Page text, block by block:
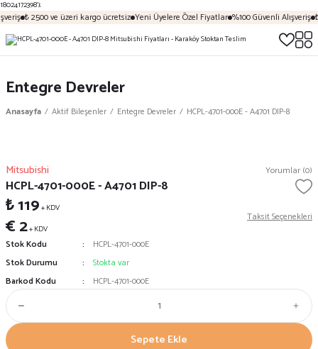
18024172398');
₺ 2500 ve üzeri kargo ücretsiz Yeni Üyelere Özel Fiyatlar %100 Güvenli Alışveriş
Entegre Devreler
Anasayfa Aktif Bileşenler Entegre Devreler HCPL-4701-000E - A4701 DIP-8
Mitsubishi Yorumlar (0)
HCPL-4701-000E - A4701 DIP-8
₺ 119+ KDV
€ 2+ KDV
Taksit Seçenekleri
Stok Kodu
HCPL-4701-000E
Stok Durumu
Stokta var
Barkod Kodu
HCPL-4701-000E
Sepete Ekle